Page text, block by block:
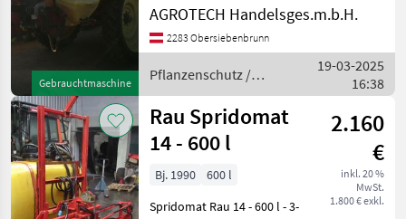
Gebrauchtmaschine
klappbar Pflanzenschutz
Feldspritzen
AGROTECH Handelsges.m.b.H.
2283 Obersiebenbrunn
Pflanzenschutz /
Rau
19-03-2025
16:38
Rau Spridomat
14 - 600 l
2.160
€
inkl. 20 %
MwSt.
1.800 € exkl.
Bj. 1990
600 l
Spridomat Rau 14 - 600 l - 3-